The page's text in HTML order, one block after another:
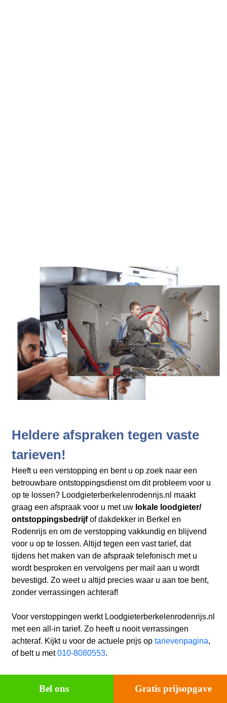
Heldere afspraken tegen vaste
tarieven!
Heeft u een verstopping en bent u op zoek naar een
betrouwbare ontstoppingsdienst om dit probleem voor u
op te lossen? Loodgieterberkelenrodenrijs.nl maakt
graag een afspraak voor u met uw lokale loodgieter/
ontstoppingsbedrijfof dakdekker in Berkel en
Rodenrijs en om de verstopping vakkundig en blijvend
voor u op te lossen. Altijd tegen een vast tarief, dat
tijdens het maken van de afspraak telefonisch met u
wordt besproken en vervolgens per mail aan u wordt
bevestigd. Zo weet u altijd precies waar u aan toe bent,
zonder verrassingen achteraf!
Voor verstoppingen werkt Loodgieterberkelenrodenrijs.nl
met een all-in tarief. Zo heeft u nooit verrassingen
achteraf. Kijkt u voor de actuele prijs op tarievenpagina,
of belt u met010-8080553.
Bel ons Gratis prijsopgave